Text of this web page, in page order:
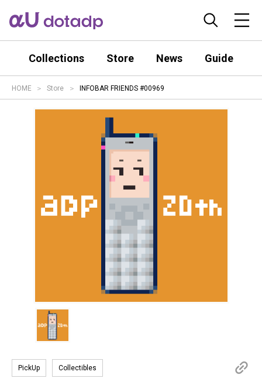
Collections Store News Guide
HOME Store INFOBAR FRIENDS #00969
PickUp Collectibles